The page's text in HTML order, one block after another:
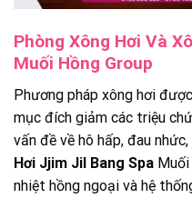
Phòng Xông Hơi Và
Muối Hồng Group
Phương pháp xông hơi
mục đích giảm các triệu
vấn đề về hô hấp, đau
Hơi Jjim Jil Bang Spa
nhiệt hồng ngoại và hệ